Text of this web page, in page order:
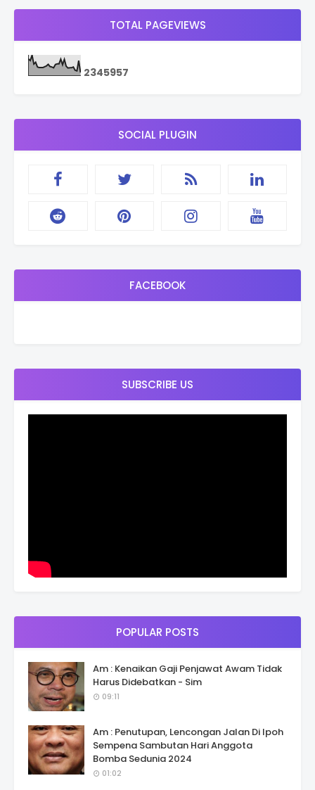
TOTAL PAGEVIEWS
2345957
SOCIAL PLUGIN
FACEBOOK
SUBSCRIBE US
POPULAR POSTS
Am : Kenaikan Gaji Penjawat Awam Tidak
Harus Didebatkan - Sim
09:11
Am : Penutupan, Lencongan Jalan Di Ipoh
Sempena Sambutan Hari Anggota
Bomba Sedunia 2024
01:02